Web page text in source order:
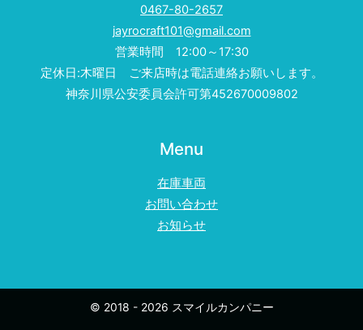
0467-80-2657
jayrocraft101@gmail.com
営業時間 12:00～17:30
定休日:木曜日 ご来店時は電話連絡お願いします。
神奈川県公安委員会許可第452670009802
Menu
在庫車両
お問い合わせ
お知らせ
© 2018 - 2026 スマイルカンパニー